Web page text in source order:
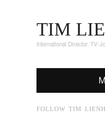
TIM
International Director, TV-
FOLLOW TIM